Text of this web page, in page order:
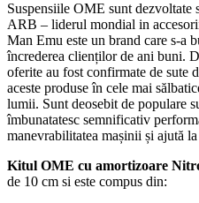
Suspensiile OME sunt dezvoltate
ARB – liderul mondial in
Man Emu este un brand care s-a
încrederea clienților de ani buni.
oferite au fost confirmate de sute
aceste produse în cele mai
lumii. Sunt deosebit de populare
îmbunatatesc semnificativ
manevrabilitatea mașinii și ajută
Kitul OME cu amortizoare
de 10 cm si este compus din: